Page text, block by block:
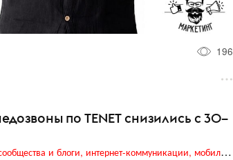
196
по TENET снизились с 30–
Digital (web-дизайн, интернет-реклама и продвижение, интернет-сообщества и блоги, интернет-коммуникации, мобильный маркетинг, реклама на цифровых экранах)